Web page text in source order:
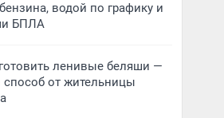
водой по графику и
БПЛА
ленивые беляши —
способ от жительницы